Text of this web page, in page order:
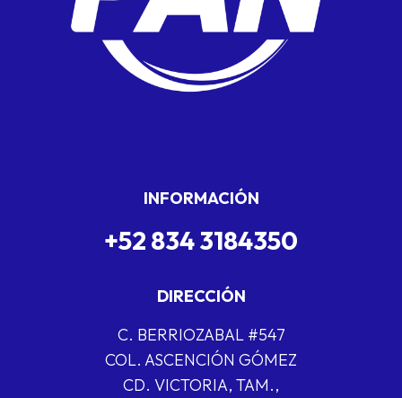
INFORMACIÓN
+52 834 3184350
DIRECCIÓN
C. BERRIOZABAL #547
COL. ASCENCIÓN GÓMEZ
CD. VICTORIA, TAM.,